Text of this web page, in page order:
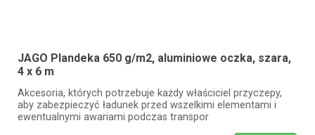
JAGO Plandeka 650 g/m2, aluminiowe oczka, szara,
4 x 6 m
Akcesoria, których potrzebuje każdy właściciel przyczepy,
aby zabezpieczyć ładunek przed wszelkimi elementami i
ewentualnymi awariami podczas transpor